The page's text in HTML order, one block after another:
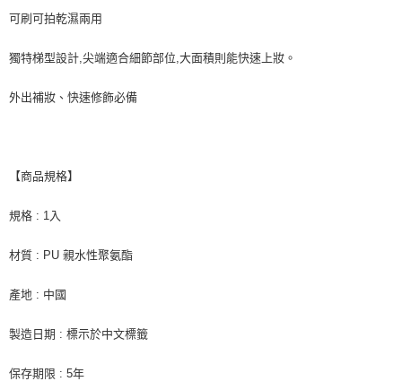
可刷可拍乾濕兩用
獨特梯型設計,尖端適合細節部位,大面積則能快速上妝。
外出補妝、快速修飾必備
【商品規格】
規格 : 1入
材質 : PU 親水性聚氨酯
產地 : 中國
製造日期 : 標示於中文標籤
保存期限 : 5年